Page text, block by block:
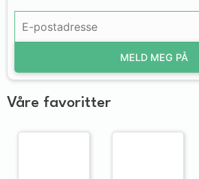
MELD MEG PÅ
Våre favoritter